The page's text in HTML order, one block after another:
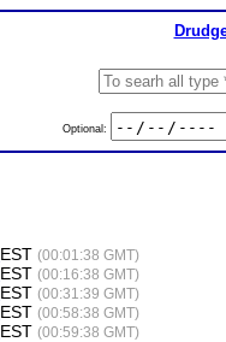
Optional:
EST (00:01:38 GMT)
EST (00:16:38 GMT)
EST (00:31:39 GMT)
EST (00:58:38 GMT)
EST (00:59:38 GMT)